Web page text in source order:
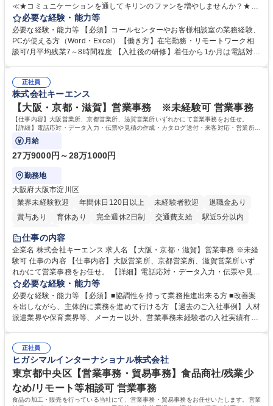
≪★コミュニケーションを通してキリンのファンを増やしませんか？★≫
お客様のお声をより良い商品づくりに活かしていく上で、窓口となるお客
様相談室でのお仕事です。 日々お客様からいただくキリングループへのご
意見を、企業活動に活かしています。お客様からの声に迅速かつ誠意をも
って対応、情報提供するとともにグループ内活動に反映しています。 【具
平均100件前後■メール・手紙：同上40件前後 募集職種 中野本社【お客様
相談室】お客様のお声をもとにより良い商品づくりへ貢献
必要な経験・能力等
必要な経験・能力等 【必須】コールセンターやお客様相談室の業務経験、
PCが使える方（Word・Excel）【働き方】在宅勤務・リモートワーク相
談可/月平均残業7～8時間程度 【入社後の研修】着任から1か月は電話対応
すのでご安心ください。 【当社について】キリングループの広報機能を担
う会社として、お客様との出会いを大切にし、磨き上げたホスピタリティ
を込めてコミュニケーションをとりながら広報関連業務を行っておりま
す。 学歴・資格 学歴：大学院 大学 高専 短大 専修学校 高校 語学力： 資
格：
正社員
株式会社キーエンス
【大阪・京都・滋賀】営業事務 ※未経験可 営業事務
【仕事内容】大阪営業所、京都営業所、滋賀営業所いずれかにて営業事務をお任せ。
【詳細】電話応対・データ入力・伝票や見積の作成・カタログ送付・来客対応・営業所内
で発生する事務業務や業務改善をお任せ。
月給
27万9000円～28万1000円
勤務地
大阪府大阪市淀川区
業界未経験歓迎
年間休日120日以上 未経験者歓迎
退職金あり
賞与あり
育休あり 完全週休2日制 交通費支給
駅近5分以内
土日祝休み
仕事の内容
企業名 株式会社キーエンス 求人名 【大阪・京都・滋賀】営業事務 ※未経
験可 仕事の内容 【仕事内容】大阪営業所、京都営業所、滋賀営業所いず
れかにて営業事務をお任せ。 【詳細】電話応対・データ入力・伝票や見積
の作成・カタログ送付・来客対応・営業所内で発生する事務業務や業務改
善をお任せ。 【教育制度】ご入社後、育成担当とペアになりながらOJTに
て業務を覚えていただくことが可能です。業務システムがきちんと構築さ
れているため、スムーズに仕事に慣れることができる環境です。また、
募集職種 【大阪・京都・滋賀】営業事務 ※未経験可
必要な経験・能力等
必要な経験・能力等 【必須】■協調性を持って業務推進出来る方 ■改善案
を出しながら、主体的に業務を進めて行ける方 【過去のご入社事例】人材
派遣業界や保育業界等、メーカー以外、営業事務未経験者の入社実績有
えて、お客様や社員の状況に合わせ、能動的なサポート、改善の動きも期
待され。組織を支えるスペシャリストとして、チームに貢献し、結果的に
社員から頼られる存在になることができます。平均19:30の退勤以降の業
務の持ち帰りも禁止されており、メリハリのある働き方となります。 学
歴・資格 学歴：大学院 大学 高専 短大 語学力： 資格：
正社員
ヒガシマルインターナショナル株式会社
東京都中央区【営業事務・貿易事務】食品商社/残業少
なめ/リモート等相談可 営業事務
食品の加工・販売を行っている当社にて、営業事務・貿易事務をお任せいたします。営業